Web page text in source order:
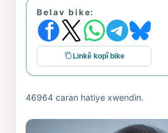
Belav bike:
Linkê kopî bike
46964 caran hatiye xwendin.